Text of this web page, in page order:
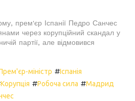
прем'єр Іспанії Педро Санчес
через корупційний скандал у
партії, але відмовився
міністр #Іспанія
Корупція #Робоча сила #Мадрид